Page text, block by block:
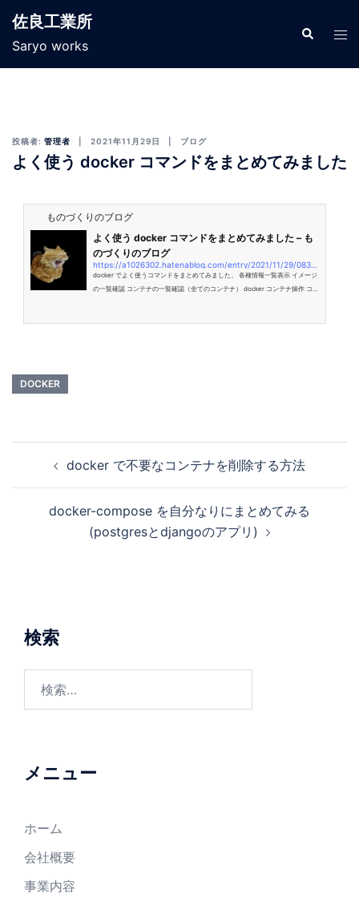
佐良工業所
Saryo works
投稿者: 管理者 2021年11月29日 ブログ
よく使う docker コマンドをまとめてみました
ものづくりのブログ
よく使う docker コマンドをまとめてみました – も
のづくりのブログ
docker でよく使うコマンドをまとめてみました。 各種情報一覧表示 イメージ
の一覧確認 コンテナの一覧確認（全てのコンテナ） docker コンテナ操作 コン
DOCKER
docker で不要なコンテナを削除する方法
docker-compose を自分なりにまとめてみる
(postgresとdjangoのアプリ)
検索
メニュー
ホーム
会社概要
事業内容